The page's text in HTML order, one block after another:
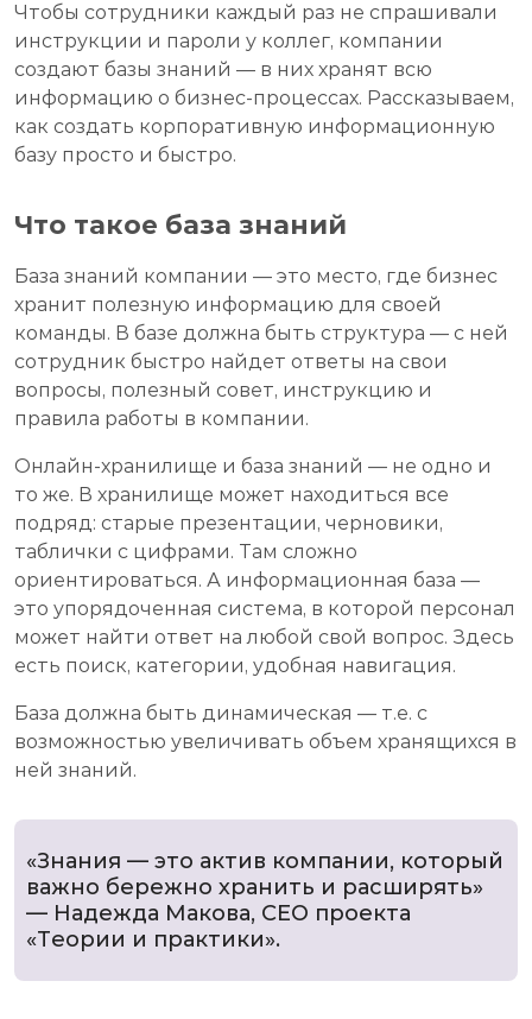
Чтобы сотрудники каждый раз не спрашивали
инструкции и пароли у коллег, компании
создают базы знаний — в них хранят всю
информацию о бизнес-процессах. Рассказываем,
как создать корпоративную информационную
базу просто и быстро.
Что такое база знаний
База знаний компании — это место, где бизнес
хранит полезную информацию для своей
команды. В базе должна быть структура — с ней
сотрудник быстро найдет ответы на свои
вопросы, полезный совет, инструкцию и
правила работы в компании.
Онлайн-хранилище и база знаний — не одно и
то же. В хранилище может находиться все
подряд: старые презентации, черновики,
таблички с цифрами. Там сложно
ориентироваться. А информационная база —
это упорядоченная система, в которой персонал
может найти ответ на любой свой вопрос. Здесь
есть поиск, категории, удобная навигация.
База должна быть динамическая — т.е. с
возможностью увеличивать объем хранящихся в
ней знаний.
«Знания — это актив компании, который
важно бережно хранить и расширять»
— Надежда Макова, СЕО проекта
«Теории и практики».